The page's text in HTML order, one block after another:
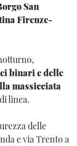
San
Firenze-
binari e delle
massicciata
linea.
delle
e via Trento a